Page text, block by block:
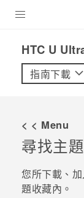
VIVE
優惠專區
HTC U
指南下載
< < Menu
尋找主題
您所下載、
題收藏內。